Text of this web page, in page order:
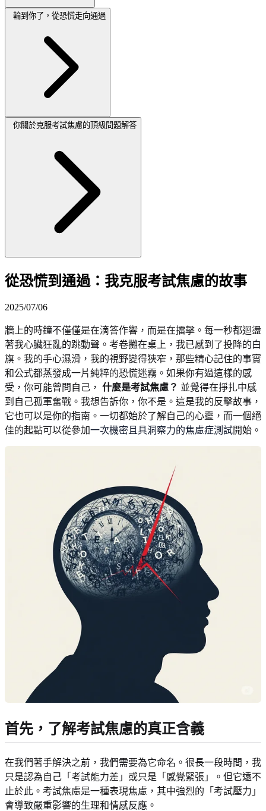
輪到你了，從恐慌走向通過
你關於克服考試焦慮的頂級問題解答
從恐慌到通過：我克服考試焦慮的故事
2025/07/06
牆上的時鐘不僅僅是在滴答作響，而是在擂擊。每一秒都迴盪
著我心臟狂亂的跳動聲。考卷攤在桌上，我已感到了投降的白
旗。我的手心濕滑，我的視野變得狹窄，那些精心記住的事實
和公式都蒸發成一片純粹的恐慌迷霧。如果你有過這樣的感
受，你可能曾問自己， 什麼是考試焦慮？ 並覺得在掙扎中感
到自己孤軍奮戰。我想告訴你，你不是。這是我的反擊故事，
它也可以是你的指南。一切都始於了解自己的心靈，而一個絕
佳的起點可以從參加一次機密且具洞察力的焦慮症測試開始。
首先，了解考試焦慮的真正含義
在我們著手解決之前，我們需要為它命名。很長一段時間，我
只是認為自己「考試能力差」或只是「感覺緊張」。但它遠不
止於此。考試焦慮是一種表現焦慮，其中強烈的「考試壓力」
會導致嚴重影響的生理和情感反應。